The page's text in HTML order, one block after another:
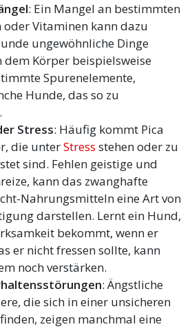
: Ein Mangel an bestimmten
Vitaminen kann dazu
ungewöhnliche Dinge
dem Körper beispielsweise
Spurenelemente,
Hunde, das so zu
Stress: Häufig kommt Pica
die unterStress stehen oder zu
sind. Fehlen geistige und
kann das zwanghafte
Nahrungsmitteln eine Art von
darstellen. Lernt ein Hund,
bekommt, wenn er
er nicht fressen sollte, kann
noch verstärken.
: Ängstliche
die sich in einer unsicheren
zeigen manchmal eine